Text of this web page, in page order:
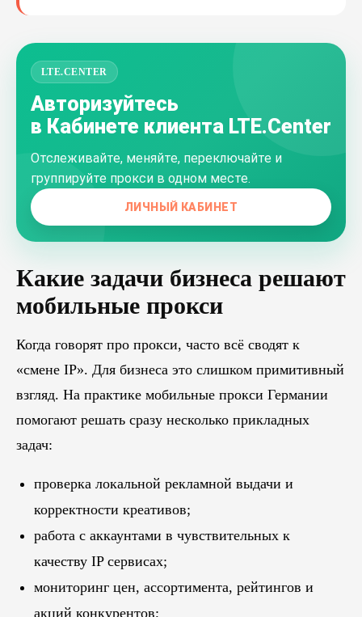
LTE.CENTER
Авторизуйтесь
в Кабинете клиента LTE.Center
Отслеживайте, меняйте, переключайте и
группируйте прокси в одном месте.
ЛИЧНЫЙ КАБИНЕТ
Какие задачи бизнеса решают
мобильные прокси
Когда говорят про прокси, часто всё сводят к
«смене IP». Для бизнеса это слишком примитивный
взгляд. На практике мобильные прокси Германии
помогают решать сразу несколько прикладных
задач:
проверка локальной рекламной выдачи и
корректности креативов;
работа с аккаунтами в чувствительных к
качеству IP сервисах;
мониторинг цен, ассортимента, рейтингов и
акций конкурентов;